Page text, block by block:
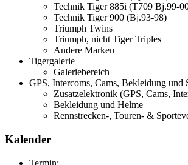
Technik Tiger 885i (T709 Bj.99-
Technik Tiger 900 (Bj.93-98)
Triumph Twins
Triumph, nicht Tiger Triples
Andere Marken
Tigergalerie
Galeriebereich
GPS, Intercoms, Cams, Bekleidung und
Zusatzelektronik (GPS, Cams,
Bekleidung und Helme
Rennstrecken-, Touren- &
Kalender
Termin: